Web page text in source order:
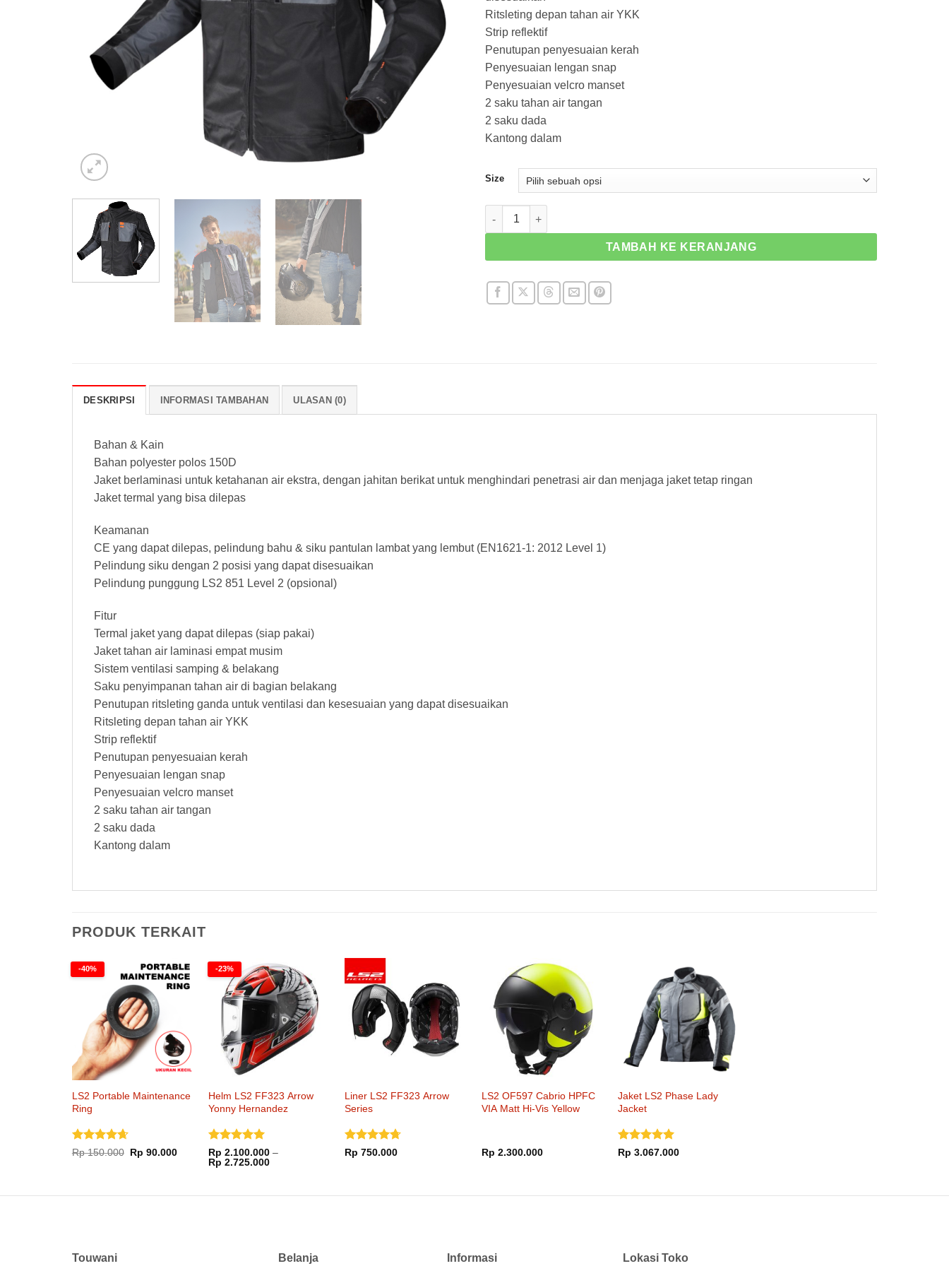
Ritsleting depan tahan air YKK
Strip reflektif
Penutupan penyesuaian kerah
Penyesuaian lengan snap
Penyesuaian velcro manset
2 saku tahan air tangan
2 saku dada
Kantong dalam
Size
Kuantitas Jaket LS2 Titanium Man Jacket
TAMBAH KE KERANJANG
DESKRIPSI INFORMASI TAMBAHAN ULASAN (0)
Bahan & Kain
Bahan polyester polos 150D
Jaket berlaminasi untuk ketahanan air ekstra, dengan jahitan berikat untuk menghindari penetrasi air dan menjaga jaket tetap ringan
Jaket termal yang bisa dilepas
Keamanan
CE yang dapat dilepas, pelindung bahu & siku pantulan lambat yang lembut (EN1621-1: 2012 Level 1)
Pelindung siku dengan 2 posisi yang dapat disesuaikan
Pelindung punggung LS2 851 Level 2 (opsional)
Fitur
Termal jaket yang dapat dilepas (siap pakai)
Jaket tahan air laminasi empat musim
Sistem ventilasi samping & belakang
Saku penyimpanan tahan air di bagian belakang
Penutupan ritsleting ganda untuk ventilasi dan kesesuaian yang dapat disesuaikan
Ritsleting depan tahan air YKK
Strip reflektif
Penutupan penyesuaian kerah
Penyesuaian lengan snap
Penyesuaian velcro manset
2 saku tahan air tangan
2 saku dada
Kantong dalam
PRODUK TERKAIT
-40%
LS2 Portable Maintenance
Ring
Dinilai
Rp150.000 Harga
aslinya
Rp 90.000Harga
-23%
Helm LS2 FF323 Arrow
Yonny Hernandez
Dinilai5
dari 5
Rp 2.100.000 –
Rp 2.725.000Rentang
Liner LS2 FF323 Arrow
Series
Dinilai
Rp 750.000
LS2 OF597 Cabrio HPFC
VIA Matt Hi-Vis Yellow
Rp 2.300.000
Jaket LS2 Phase Lady
Jacket
Dinilai5
Rp 3.067.000
Touwani Belanja Informasi Lokasi Toko